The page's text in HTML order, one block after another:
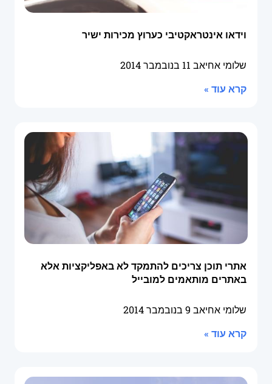
וידאו אינטראקטיבי כערוץ מכירות ישיר
שלומי אחיאב 11 בנובמבר 2014
קרא עוד »
אתרי תוכן צריכים להתמקד לא באפליקציות אלא
באתרים מותאמים למובייל
שלומי אחיאב 9 בנובמבר 2014
קרא עוד »